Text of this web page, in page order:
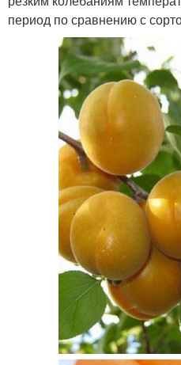
период по сравнению с